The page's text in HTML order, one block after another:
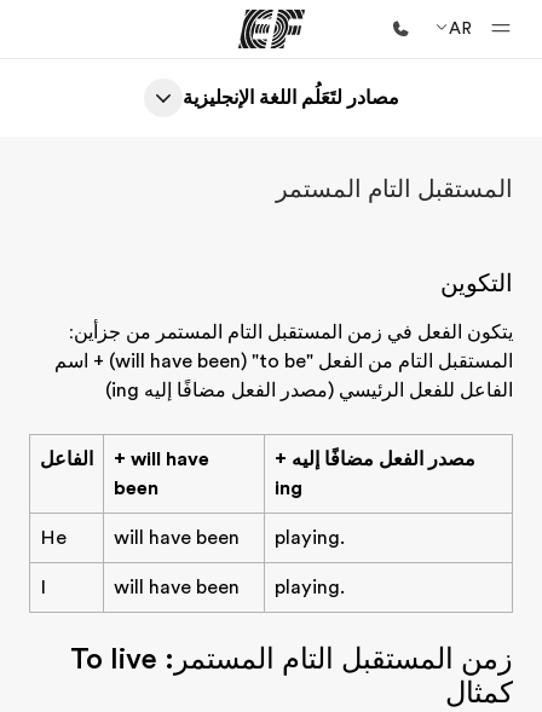
AR
الصفحة الرئيسية
برامج
مكاتب
أعثر على مكتب قريب منك
نبذة عنا
وظائف
مصادر لتَعَلُم اللغة الإنجليزية
المستقبل التام المستمر
التكوين
يتكون الفعل في زمن المستقبل التام المستمر من جزأين:
المستقبل التام من الفعل (will have been) "to be" + اسم
الفاعل للفعل الرئيسي (مصدر الفعل مضافًا إليه ing)
الفاعل
+ will have
been
+ مصدر الفعل مضافًا إليه
ing
He will have been playing.
I will have been playing.
زمن المستقبل التام المستمر: To live
كمثال